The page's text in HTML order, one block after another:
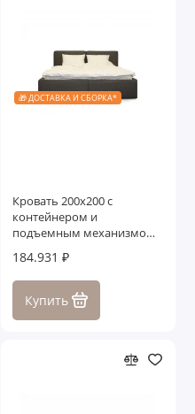
🎁 ДОСТАВКА И СБОРКА*
Кровать 200x200 c
контейнером и
подъемным механизмом
184.931 ₽
Купить